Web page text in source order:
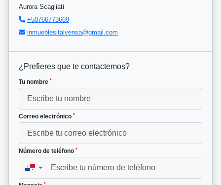
Aurora Scagliati
+50766773669
inmueblesitalvensa@gmail.com
¿Prefieres que te contactemos?
Tu nombre *
Correo electrónico *
Número de teléfono *
▼
*